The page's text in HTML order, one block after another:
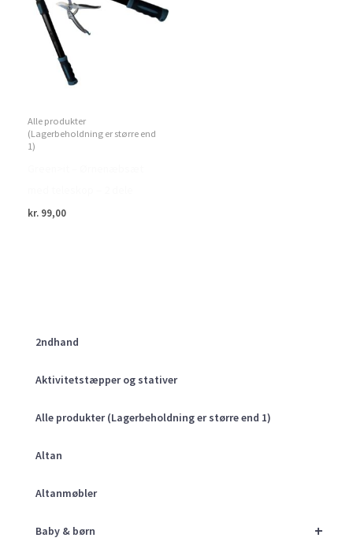
2ndhand
Aktivitetstæpper og stativer
Alle produkter (Lagerbeholdning er større end 1)
Altan
Altanmøbler
+
Baby & børn
Alle produkter
(Lagerbeholdning er større end
1)
kr. 99,00